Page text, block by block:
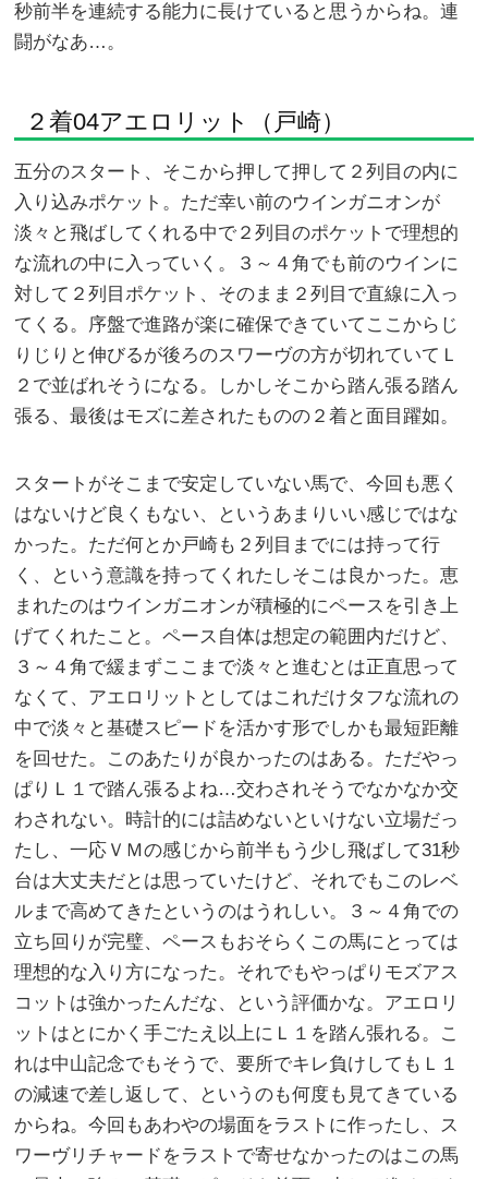
秒前半を連続する能力に長けていると思うからね。連
闘がなあ…。
２着04アエロリット（戸崎）
五分のスタート、そこから押して押して２列目の内に
入り込みポケット。ただ幸い前のウインガニオンが
淡々と飛ばしてくれる中で２列目のポケットで理想的
な流れの中に入っていく。３～４角でも前のウインに
対して２列目ポケット、そのまま２列目で直線に入っ
てくる。序盤で進路が楽に確保できていてここからじ
りじりと伸びるが後ろのスワーヴの方が切れていてＬ
２で並ばれそうになる。しかしそこから踏ん張る踏ん
張る、最後はモズに差されたものの２着と面目躍如。
スタートがそこまで安定していない馬で、今回も悪く
はないけど良くもない、というあまりいい感じではな
かった。ただ何とか戸崎も２列目までには持って行
く、という意識を持ってくれたしそこは良かった。恵
まれたのはウインガニオンが積極的にペースを引き上
げてくれたこと。ペース自体は想定の範囲内だけど、
３～４角で緩まずここまで淡々と進むとは正直思って
なくて、アエロリットとしてはこれだけタフな流れの
中で淡々と基礎スピードを活かす形でしかも最短距離
を回せた。このあたりが良かったのはある。ただやっ
ぱりＬ１で踏ん張るよね…交わされそうでなかなか交
わされない。時計的には詰めないといけない立場だっ
たし、一応ＶＭの感じから前半もう少し飛ばして31秒
台は大丈夫だとは思っていたけど、それでもこのレベ
ルまで高めてきたというのはうれしい。３～４角での
立ち回りが完璧、ペースもおそらくこの馬にとっては
理想的な入り方になった。それでもやっぱりモズアス
コットは強かったんだな、という評価かな。アエロリ
ットはとにかく手ごたえ以上にＬ１を踏ん張れる。こ
れは中山記念でもそうで、要所でキレ負けしてもＬ１
の減速で差し返して、というのも何度も見てきている
からね。今回もあわやの場面をラストに作ったし、ス
ワーヴリチャードをラストで寄せなかったのはこの馬